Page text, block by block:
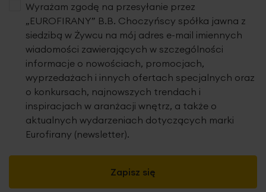
Zapisz się
Wyrażam zgodę na przesyłanie przez
„EUROFIRANY” B.B. Choczyńscy spółka jawna z
siedzibą w Żywcu na mój adres e-mail imiennych
wiadomości zawierających w szczególności
informacje o nowościach, promocjach,
wyprzedażach i innych ofertach specjalnych oraz
o konkursach, najnowszych trendach i
inspiracjach w aranżacji wnętrz, a także o
aktualnych wydarzeniach dotyczących marki
Eurofirany (newsletter).